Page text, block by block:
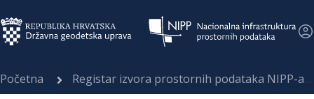
Početna Registar izvora prostornih podataka NIPP-a